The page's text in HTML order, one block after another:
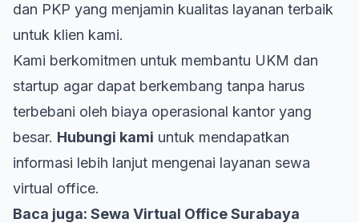
dan PKP yang menjamin kualitas layanan terbaik
untuk klien kami.
Kami berkomitmen untuk membantu UKM dan
startup agar dapat berkembang tanpa harus
terbebani oleh biaya operasional kantor yang
besar. Hubungi kami untuk mendapatkan
informasi lebih lanjut mengenai layanan sewa
virtual office.
Baca juga: Sewa Virtual Office Surabaya